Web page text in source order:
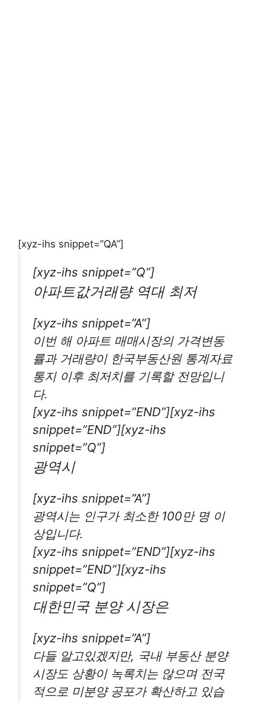
[xyz-ihs snippet=”QA”]
[xyz-ihs snippet=”Q”]
아파트값거래량 역대 최저
[xyz-ihs snippet=”A”]
이번 해 아파트 매매시장의 가격변동
률과 거래량이 한국부동산원 통계자료
통지 이후 최저치를 기록할 전망입니
다.
[xyz-ihs snippet=”END”][xyz-ihs
snippet=”END”][xyz-ihs
snippet=”Q”]
광역시
[xyz-ihs snippet=”A”]
광역시는 인구가 최소한 100만 명 이
상입니다.
[xyz-ihs snippet=”END”][xyz-ihs
snippet=”END”][xyz-ihs
snippet=”Q”]
대한민국 분양 시장은
[xyz-ihs snippet=”A”]
다들 알고있겠지만, 국내 부동산 분양
시장도 상황이 녹록치는 않으며 전국
적으로 미분양 공포가 확산하고 있습